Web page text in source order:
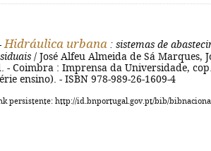
Hidráulica urbana : sistemas de
/ José Alfeu Almeida de Sá Marques,
- Coimbra : Imprensa da Universidade,
ensino). - ISBN 978-989-26-1609-4
persistente: http://id.bnportugal.gov.pt/bib/